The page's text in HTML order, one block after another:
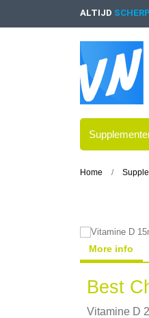
ALTIJD
Home
More info
Best
Vitamine D